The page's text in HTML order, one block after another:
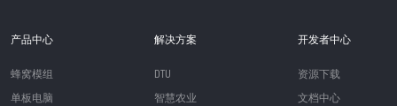
产品中心
蜂窝模组
单板电脑
解决方案
DTU
智慧农业
开发者中心
资源下载
文档中心